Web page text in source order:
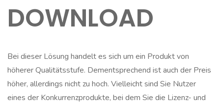
DOWNLOAD
Bei dieser Lösung handelt es sich um ein Produkt von
höherer Qualitätsstufe. Dementsprechend ist auch der Preis
höher, allerdings nicht zu hoch. Vielleicht sind Sie Nutzer
eines der Konkurrenzprodukte, bei dem Sie die Lizenz- und